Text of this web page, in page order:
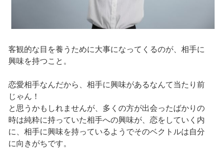
客観的な目を養うために大事になってくるのが、相手に
興味を持つこと。
恋愛相手なんだから、相手に興味があるなんて当たり前
じゃん！
と思うかもしれませんが、多くの方が出会ったばかりの
時は純粋に持っていた相手への興味が、恋をしていく内
に、相手に興味を持っているようでそのベクトルは自分
に向きがちです。